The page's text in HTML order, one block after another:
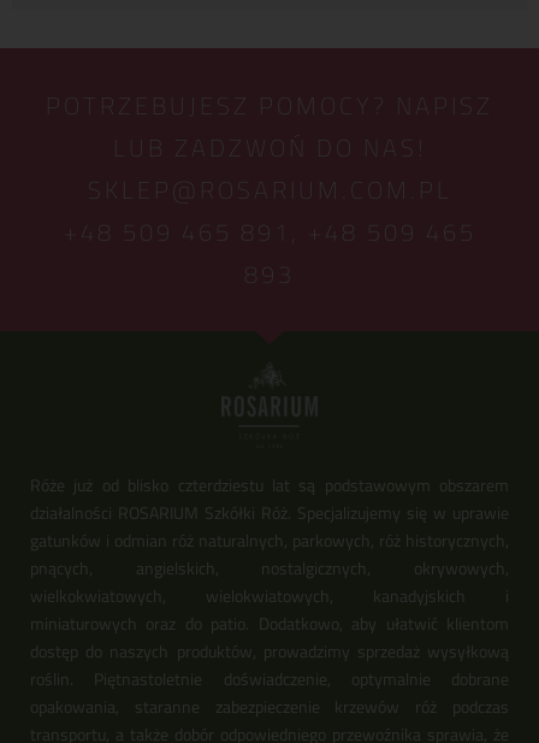
POTRZEBUJESZ POMOCY? NAPISZ
LUB ZADZWOŃ DO NAS!
SKLEP@ROSARIUM.COM.PL
+48 509 465 891,
+48 509 465
893
Róże już od blisko czterdziestu lat są podstawowym obszarem
działalności ROSARIUM Szkółki Róż. Specjalizujemy się w uprawie
gatunków i odmian róż naturalnych, parkowych, róż historycznych,
pnących, angielskich, nostalgicznych, okrywowych,
wielkokwiatowych, wielokwiatowych, kanadyjskich i
miniaturowych oraz do patio. Dodatkowo, aby ułatwić klientom
dostęp do naszych produktów, prowadzimy sprzedaż wysyłkową
roślin. Piętnastoletnie doświadczenie, optymalnie dobrane
opakowania, staranne zabezpieczenie krzewów róż podczas
transportu, a także dobór odpowiedniego przewoźnika sprawia, że